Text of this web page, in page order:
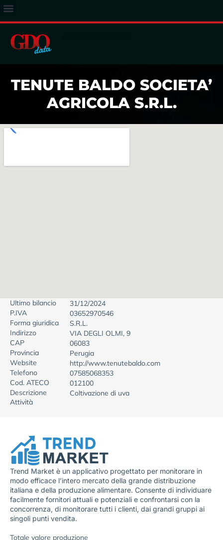
TENUTE BALDO SOCIETA’
AGRICOLA S.R.L.
Ultimo bilancio
31/12/2024
P.IVA
03652970546
Forma giuridica
S.R.L.
Indirizzo
VIA DEGLI OLMI, 9
CAP
06083
Provincia
Perugia
Website
http://www.tenutebaldo.com
Telefono
07585068353
Cod. ATECO
012100
Descrizione
Attività
Coltivazione di uva
Trend Market è un applicativo progettato per monitorare in
modo efficace l’intero mercato della grande distribuzione
italiana e della produzione alimentare. Consente di individuare
facilmente fornitori attuali e potenziali e confrontarsi con la
concorrenza, di monitorare tutti i clienti, dai grandi gruppi ai
singoli punti vendita.
Totale valore produzione